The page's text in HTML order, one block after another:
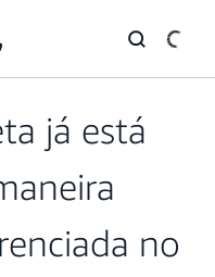
já está
no